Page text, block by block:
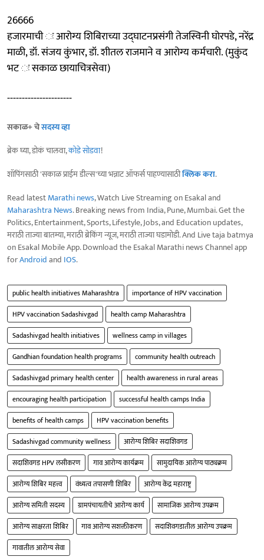
26666
हजारमाची ः आरोग्य शिबिराच्या उद्‍घाटनप्रसंगी तेजस्विनी घोरपडे, नरेंद्र
माळी, डॉ. संजय कुंभार, डॉ. शीतल राजमाने व आरोग्य कर्मचारी. (मुकुंद
भट ः सकाळ छायाचित्रसेवा)
----------------------
सकाळ+ चेसदस्य व्हा
ब्रेक घ्या, डोकं चालवा,कोडे सोडवा!
शॉपिंगसाठी 'सकाळ प्राईम डील्स'च्या भन्नाट ऑफर्स पाहण्यासाठीक्लिक करा.
Read latestMarathi news, Watch Live Streaming on Esakal and
Maharashtra News. Breaking news from India, Pune, Mumbai. Get the
Politics, Entertainment, Sports, Lifestyle, Jobs, and Education updates,
मराठी ताज्या बातम्या, मराठी ब्रेकिंग न्यूज, मराठी ताज्या घडामोडी. And Live taja batmya
on Esakal Mobile App. Download the Esakal Marathi news Channel app
forAndroidand IOS.
public health initiatives Maharashtra
importance of HPV vaccination
HPV vaccination Sadashivgad
health camp Maharashtra
Sadashivgad health initiatives
wellness camp in villages
Gandhian foundation health programs
community health outreach
Sadashivgad primary health center
health awareness in rural areas
encouraging health participation
successful health camps India
benefits of health camps
HPV vaccination benefits
Sadashivgad community wellness
आरोग्य शिबिर सदाशिवगड
सदाशिवगड HPV लसीकरण
गाव आरोग्य कार्यक्रम
सामुदायिक आरोग्य पाठ्यक्रम
आरोग्य शिबिर महत्त्व
वंध्यत्व तपासणी शिबिर
आरोग्य केंद्र महाराष्ट्र
आरोग्य समिती सदस्य
ग्रामपंचायतीचे आरोग्य कार्य
सामाजिक आरोग्य उपक्रम
आरोग्य साक्षरता शिबिर
गाव आरोग्य सशक्तीकरण
सदाशिवगडातील आरोग्य उपक्रम
गावातील आरोग्य सेवा